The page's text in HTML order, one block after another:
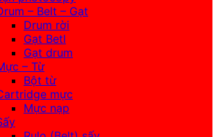
– Belt – Gạt
Drum rời
Gạt Betl
Gạt drum
– Từ
Bột từ
mực
Mực nạp